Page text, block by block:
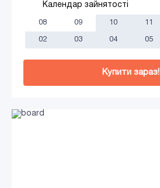
Календар зайнятості
08 09 10 11
02 03 04 05
Купити зараз!